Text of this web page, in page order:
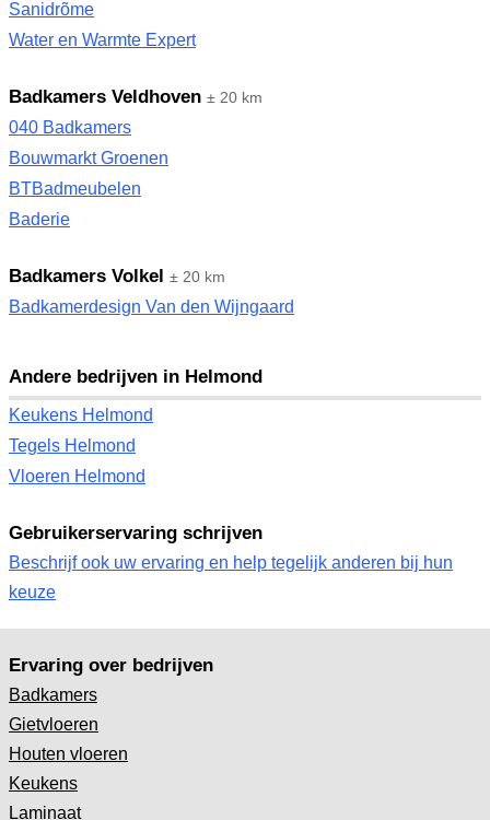
Sanidrõme
Water en Warmte Expert
Badkamers Veldhoven ± 20 km
040 Badkamers
Bouwmarkt Groenen
BTBadmeubelen
Baderie
Badkamers Volkel ± 20 km
Badkamerdesign Van den Wijngaard
Andere bedrijven in Helmond
Keukens Helmond
Tegels Helmond
Vloeren Helmond
Gebruikerservaring schrijven
Beschrijf ook uw ervaring en help tegelijk anderen bij hun
keuze
Ervaring over bedrijven
Badkamers
Gietvloeren
Houten vloeren
Keukens
Laminaat